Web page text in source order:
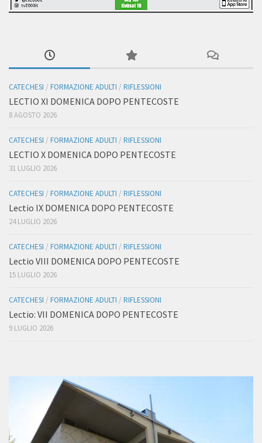
CATECHESI / FORMAZIONE ADULTI / RIFLESSIONI
LECTIO XI DOMENICA DOPO PENTECOSTE
8 AGOSTO 2026
CATECHESI / FORMAZIONE ADULTI / RIFLESSIONI
LECTIO X DOMENICA DOPO PENTECOSTE
31 LUGLIO 2026
CATECHESI / FORMAZIONE ADULTI / RIFLESSIONI
Lectio IX DOMENICA DOPO PENTECOSTE
24 LUGLIO 2026
CATECHESI / FORMAZIONE ADULTI / RIFLESSIONI
Lectio VIII DOMENICA DOPO PENTECOSTE
15 LUGLIO 2026
CATECHESI / FORMAZIONE ADULTI / RIFLESSIONI
Lectio: VII DOMENICA DOPO PENTECOSTE
9 LUGLIO 2026